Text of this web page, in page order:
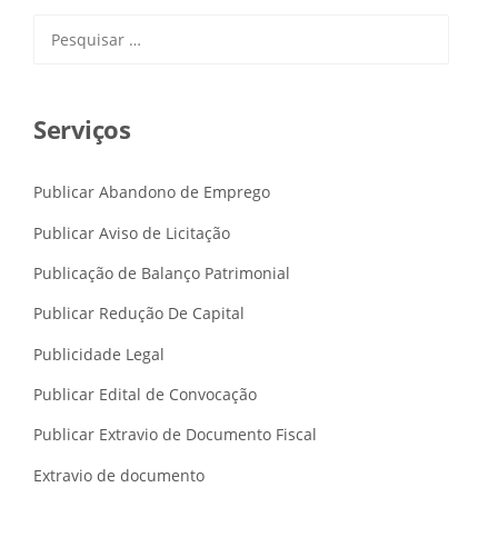
por:
Serviços
Publicar Abandono de Emprego
Publicar Aviso de Licitação
Publicação de Balanço Patrimonial
Publicar Redução De Capital
Publicidade Legal
Publicar Edital de Convocação
Publicar Extravio de Documento Fiscal
Extravio de documento